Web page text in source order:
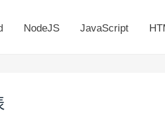
NodeJS JavaScript